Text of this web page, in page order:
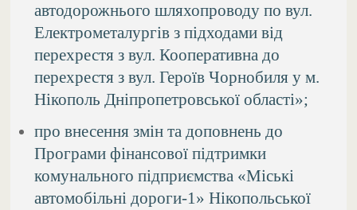
автодорожнього шляхопроводу по вул.
Електрометалургів з підходами від
перехрестя з вул. Кооперативна до
перехрестя з вул. Героїв Чорнобиля у м.
Нікополь Дніпропетровської області»;
про внесення змін та доповнень до
Програми фінансової підтримки
комунального підприємства «Міські
автомобільні дороги-1» Нікопольської